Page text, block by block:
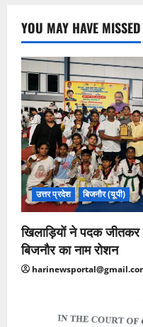
YOU MAY HAVE MISSED
उत्तर प्रदेश बिजनौर (यूपी)
खिलाड़ियों ने पदक जीतकर
बिजनौर का नाम रोशन